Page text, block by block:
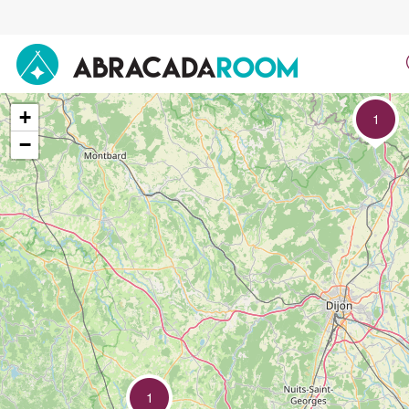
AbracadaRoom
1
1
+
−